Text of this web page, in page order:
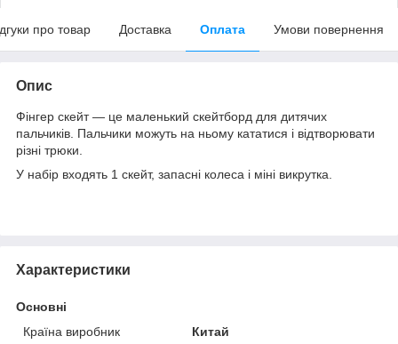
про товар Доставка Оплата Умови повернення
Опис
Фінгер скейт ― це маленький скейтборд для дитячих
пальчиків. Пальчики можуть на ньому кататися і відтворювати
різні трюки.
У набір входять 1 скейт, запасні колеса і міні викрутка.
Характеристики
Основні
Країна виробник
Китай